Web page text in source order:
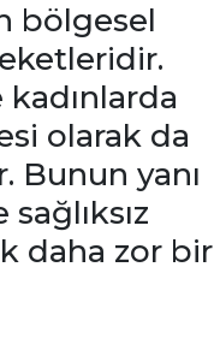
bölgesel
olarak da
Bunun yanı
daha zor bir